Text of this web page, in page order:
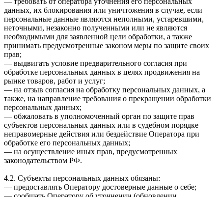
данных, их блокирования или уничтожения в случае, если
персональные данные являются неполными, устаревшими,
неточными, незаконно полученными или не являются
необходимыми для заявленной цели обработки, а также
принимать предусмотренные законом меры по защите своих
прав;
— выдвигать условие предварительного согласия при
обработке персональных данных в целях продвижения на
рынке товаров, работ и услуг;
— на отзыв согласия на обработку персональных данных, а
также, на направление требования о прекращении обработки
персональных данных;
— обжаловать в уполномоченный орган по защите прав
субъектов персональных данных или в судебном порядке
неправомерные действия или бездействие Оператора при
обработке его персональных данных;
— на осуществление иных прав, предусмотренных
законодательством РФ.
4.2. Субъекты персональных данных обязаны:
— предоставлять Оператору достоверные данные о себе;